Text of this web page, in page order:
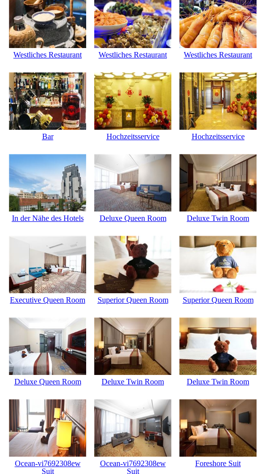
Westliches Restaurant Westliches Restaurant Westliches Restaurant
Bar Hochzeitsservice Hochzeitsservice
In der Nähe des Hotels Deluxe Queen Room Deluxe Twin Room
Executive Queen Room Superior Queen Room Superior Queen Room
Deluxe Queen Room Deluxe Twin Room Deluxe Twin Room
Ocean-vi7692308ew
Suit
Ocean-vi7692308ew
Suit
Foreshore Suit